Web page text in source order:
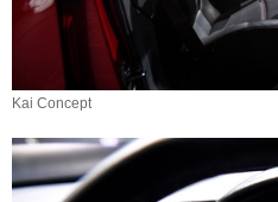
Kai Concept